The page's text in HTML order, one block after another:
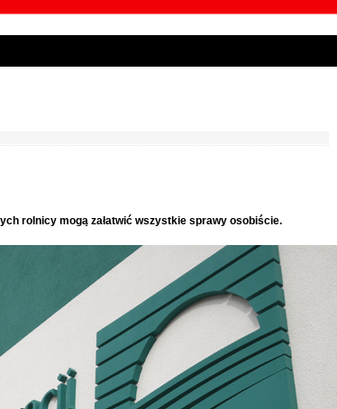
rolnicy mogą załatwić wszystkie sprawy osobiście.